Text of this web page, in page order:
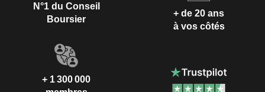
N°1 du Conseil
Boursier
+ de 20 ans
à vos côtés
+ 1 300 000